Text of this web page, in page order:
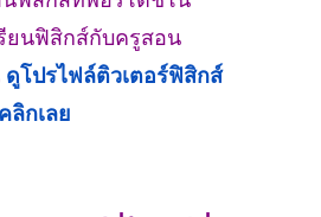
ยนฟิสิกส์กับครูสอน
ดูโปรไฟล์ติวเตอร์ฟิสิกส์
ลิกเลย